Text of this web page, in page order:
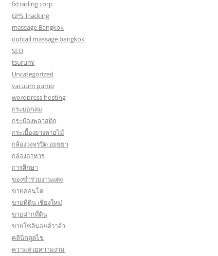
fxtrading corp
GPS Tracking
massage Bangkok
outcall massage bangkok
SEO
tsurumi
Uncategorized
vacuum pump
wordpress hosting
กระบอกลม
กระป๋องพลาสติก
กระเบื้องยางลายไม้
กล้องวงจรปิด อยุธยา
กล่องอาหาร
การศึกษา
ของชำร่วยงานแต่ง
ขายคอนโด
ขายที่ดิน เชียงใหม่
ขายฝากที่ดิน
ขายโซลินอยด์วาล์ว
คลินิกดูดไข
ความสวยความงาม